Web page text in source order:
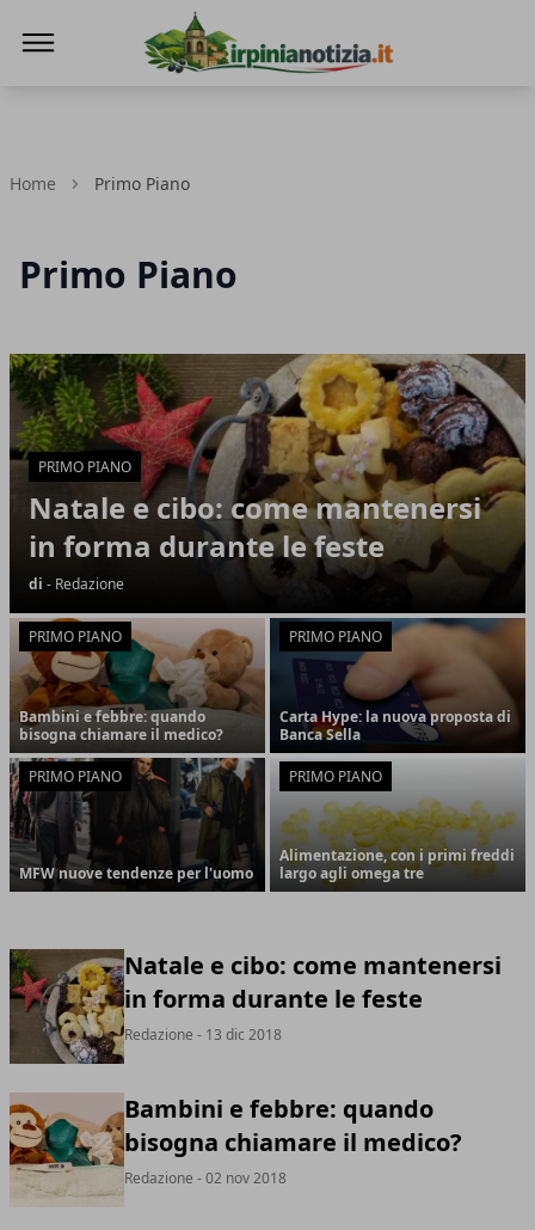
Home Primo Piano
Primo Piano
Articoli in Evidenza
PRIMO PIANO
Natale e cibo: come mantenersi
in forma durante le feste
di - Redazione
PRIMO PIANO
Bambini e febbre: quando
bisogna chiamare il medico?
PRIMO PIANO
Carta Hype: la nuova proposta di
Banca Sella
PRIMO PIANO
MFW nuove tendenze per l'uomo
PRIMO PIANO
Alimentazione, con i primi freddi
largo agli omega tre
Natale e cibo: come mantenersi
in forma durante le feste
Redazione - 13 dic 2018
Bambini e febbre: quando
bisogna chiamare il medico?
Redazione - 02 nov 2018